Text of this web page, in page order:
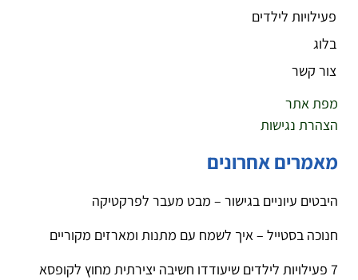
פעילויות לילדים
בלוג
צור קשר
מפת אתר
הצהרת נגישות
מאמרים אחרונים
היבטים עיוניים בגישור – מבט מעבר לפרקטיקה
חנוכה בסטייל – איך לשמח עם מתנות ומארזים מקוריים
7 פעילויות לילדים שיעודדו חשיבה יצירתית מחוץ לקופסא